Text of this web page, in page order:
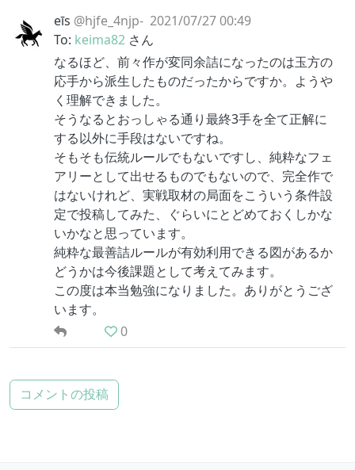
eīs @hjfe_4njp- 2021/07/27 00:49
To: keima82 さん
なるほど、前々作が変同余詰になったのは玉方の
応手から派生したものだったからですか。ようや
く理解できました。
そうなるとおっしゃる通り最終3手を全て正解に
する以外に手段はないですね。
そもそも伝統ルールでもないですし、純粋なフェ
アリーとして出せるものでもないので、完全作で
はないけれど、実戦取材の局面をこういう条件設
定で投稿してみた、ぐらいにとどめておくしかな
いかなと思っています。
純粋な最善詰ルールが有効利用できる図があるか
どうかは今後課題として考えてみます。
この度は本当勉強になりました。ありがとうござ
います。
0
コメントの投稿